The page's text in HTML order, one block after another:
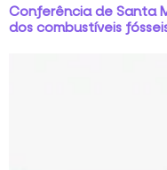
Conferência de Santa
dos combustíveis